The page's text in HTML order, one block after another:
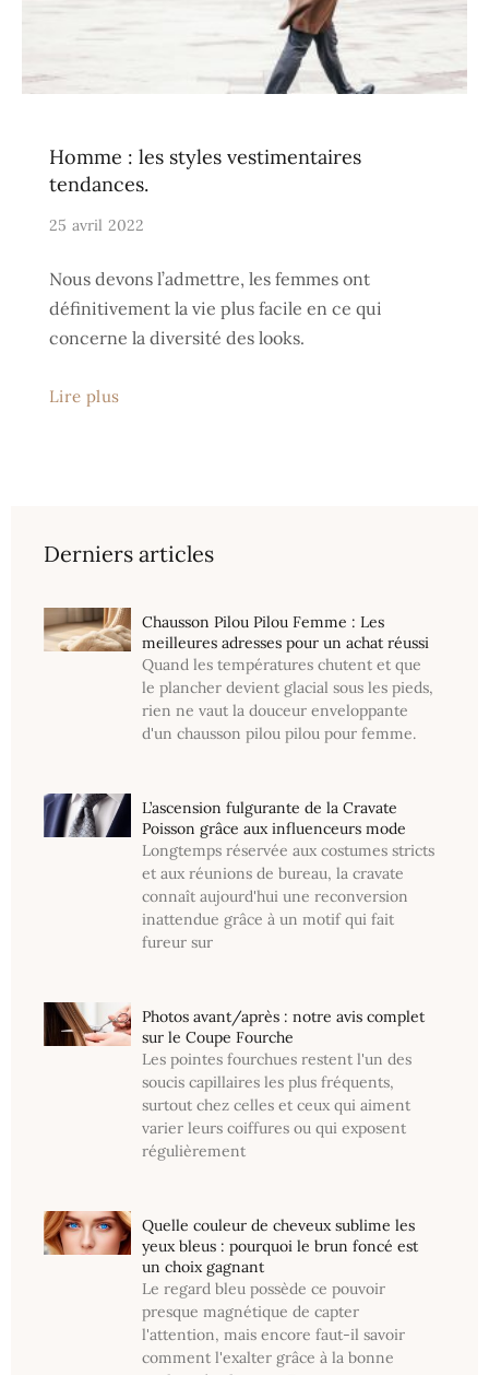
Homme : les styles vestimentaires
tendances.
25 avril 2022
Nous devons l’admettre, les femmes ont
définitivement la vie plus facile en ce qui
concerne la diversité des looks.
Lire plus
Derniers articles
Chausson Pilou Pilou Femme : Les
meilleures adresses pour un achat réussi
Quand les températures chutent et que
le plancher devient glacial sous les pieds,
rien ne vaut la douceur enveloppante
d'un chausson pilou pilou pour femme.
L’ascension fulgurante de la Cravate
Poisson grâce aux influenceurs mode
Longtemps réservée aux costumes stricts
et aux réunions de bureau, la cravate
connaît aujourd'hui une reconversion
inattendue grâce à un motif qui fait
fureur sur
Photos avant/après : notre avis complet
sur le Coupe Fourche
Les pointes fourchues restent l'un des
soucis capillaires les plus fréquents,
surtout chez celles et ceux qui aiment
varier leurs coiffures ou qui exposent
régulièrement
Quelle couleur de cheveux sublime les
yeux bleus : pourquoi le brun foncé est
un choix gagnant
Le regard bleu possède ce pouvoir
presque magnétique de capter
l'attention, mais encore faut-il savoir
comment l'exalter grâce à la bonne